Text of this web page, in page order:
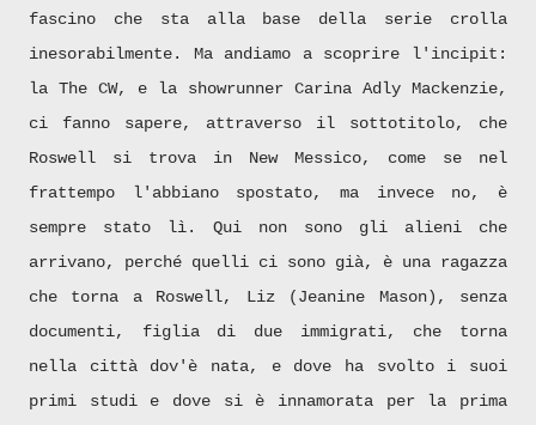
fascino che sta alla base della serie crolla
inesorabilmente. Ma andiamo a scoprire l'incipit:
la The CW, e la showrunner Carina Adly Mackenzie,
ci fanno sapere, attraverso il sottotitolo, che
Roswell si trova in New Messico, come se nel
frattempo l'abbiano spostato, ma invece no, è
sempre stato lì. Qui non sono gli alieni che
arrivano, perché quelli ci sono già, è una ragazza
che torna a Roswell, Liz (Jeanine Mason), senza
documenti, figlia di due immigrati, che torna
nella città dov'è nata, e dove ha svolto i suoi
primi studi e dove si è innamorata per la prima